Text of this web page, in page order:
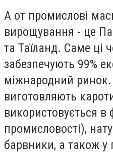
А от промислові
вирощування - це
та Таїланд. Саме ці
забезпечують 99%
міжнародний
виготовляють
використовується в
промисловості),
барвники, а також у